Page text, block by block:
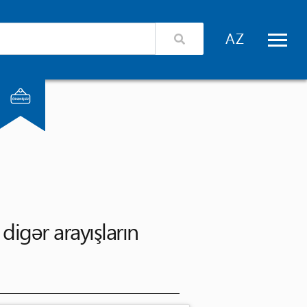
Xidmət təminatçıları üçün giriş
arayışların